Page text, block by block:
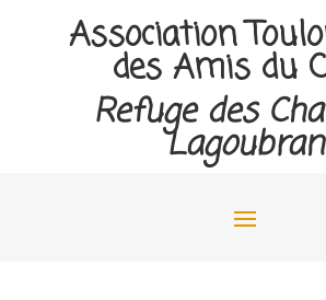
Association
des Amis du
Refuge des
Lagoubran